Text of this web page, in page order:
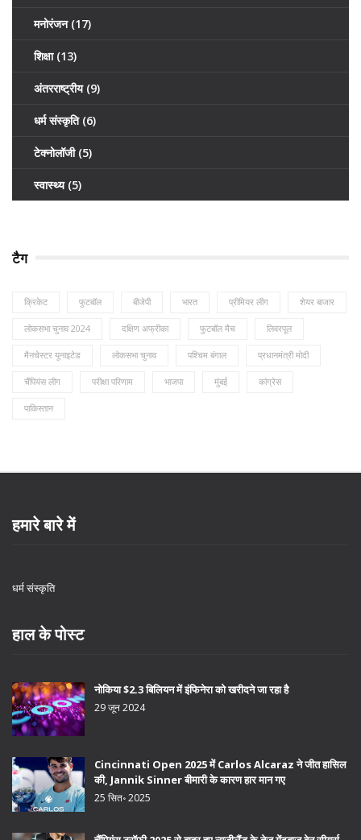
मनोरंजन (17)
शिक्षा (13)
अंतरराष्ट्रीय (9)
धर्म संस्कृति (6)
टेक्नोलॉजी (5)
स्वास्थ्य (5)
टैग
क्रिकेट फुटबॉल बीजेपी भारत प्रीमियर लीग शेयर बाजार
लोकसभा चुनाव 2024 दक्षिण अफ्रीका फुटबॉल मैच लिवरपूल
मैनचेस्टर यूनाइटेड लोकसभा चुनाव पश्चिम बंगाल प्रधानमंत्री मोदी
चैंपियंस लीग परीक्षा परिणाम भाजपा मुंबई कांग्रेस
पाकिस्तान
हमारे बारे में
धर्म संस्कृति
हाल के पोस्ट
नोकिया $2.3 बिलियन में इंफिनेरा को खरीदने जा रहा है
29 जून 2024
Cincinnati Open 2025 में Carlos Alcaraz ने जीत हासिल
की, Jannik Sinner बीमारी के कारण हार मान गए
25 सित॰ 2025